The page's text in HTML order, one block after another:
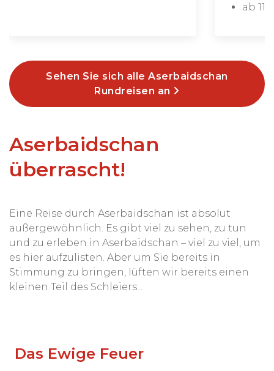
ab
Sehen Sie sich alle Aserbaidschan
Rundreisen an
Aserbaidschan
überrascht!
Eine Reise durch Aserbaidschan ist absolut
außergewöhnlich. Es gibt viel zu sehen, zu tun
und zu erleben in Aserbaidschan – viel zu viel, um
es hier aufzulisten. Aber um Sie bereits in
Stimmung zu bringen, lüften wir bereits einen
kleinen Teil des Schleiers...
Das Ewige Feuer